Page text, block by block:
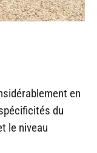
en
du
le niveau